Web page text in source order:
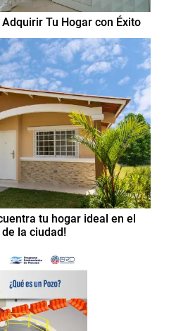
Tu Hogar con Éxito
tu hogar ideal en el
la ciudad!